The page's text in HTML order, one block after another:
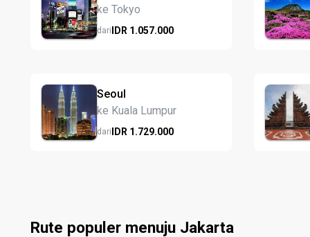
ke Tokyo
dariIDR 1.057.000
Seoul
ke Kuala Lumpur
dariIDR 1.729.000
Rute populer menuju Jakarta